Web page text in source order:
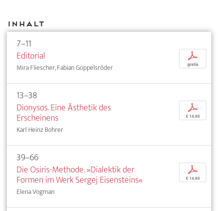
Inhalt
7–11
Editorial
Mira Fliescher, Fabian Goppelsröder
p
gratis
13–38
Dionysos. Eine Ästhetik des
Erscheinens
Karl Heinz Bohrer
p
€ 14,95
39–66
Die Osiris-Methode. »Dialektik der
Formen im Werk Sergej Eisensteins«
Elena Vogman
p
€ 14,95